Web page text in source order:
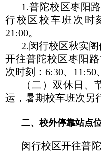
1.普陀校区枣阳
行校区校车班次时
21:00。
2.闵行校区秋实
开往普陀校区枣阳
次时刻：6:30、11:50
（二）双休日
运，暑期校车班次另
二、校外停靠站点
闵行校区开往普